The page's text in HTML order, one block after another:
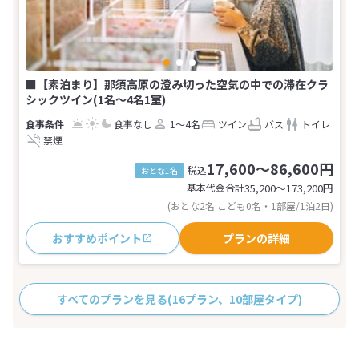
■【素泊まり】那須高原の澄み切った空気の中での滞在クラ
シックツイン(1名～4名1室)
食事なし 1～4名 ツイン バス
トイレ
禁煙
おとな1名 税込17,600～86,600円
基本代金合計35,200〜173,200円
(おとな2名 こども0名・1部屋/1泊2日)
おすすめポイント プランの詳細
すべてのプランを見る(16プラン、10部屋タイプ)